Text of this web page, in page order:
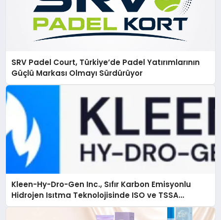
SRV Padel Court, Türkiye’de Padel Yatırımlarının
Güçlü Markası Olmayı Sürdürüyor
Kleen-Hy-Dro-Gen Inc., Sıfır Karbon Emisyonlu
Hidrojen Isıtma Teknolojisinde ISO ve TSSA
Düzenleyici Onaylarını Aldı